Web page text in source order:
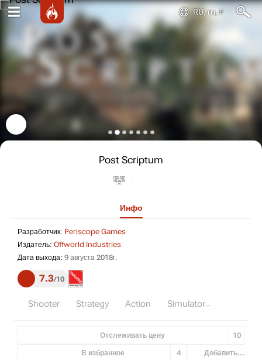
RU, ru, ₽
Post Scriptum
Инфо
Разработчик: Periscope Games
Издатель: Offworld Industries
Дата выхода: 9 августа 2018г.
7.3 10
Shooter Strategy Action Simulator
Отслеживать цену 10
В избранное 4 Добавить...